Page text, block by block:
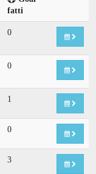
fatti
0
0
1
0
3